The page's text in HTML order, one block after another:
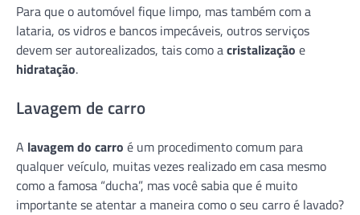
Para que o automóvel fique limpo, mas também com a
lataria, os vidros e bancos impecáveis, outros serviços
devem ser autorealizados, tais como acristalização e
hidratação.
Lavagem de carro
A lavagem do carro é um procedimento comum para
qualquer veículo, muitas vezes realizado em casa mesmo
como a famosa “ducha”, mas você sabia que é muito
importante se atentar a maneira como o seu carro é lavado?